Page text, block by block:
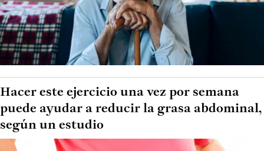
Hacer este ejercicio una vez por semana
puede ayudar a reducir la grasa abdominal,
según un estudio